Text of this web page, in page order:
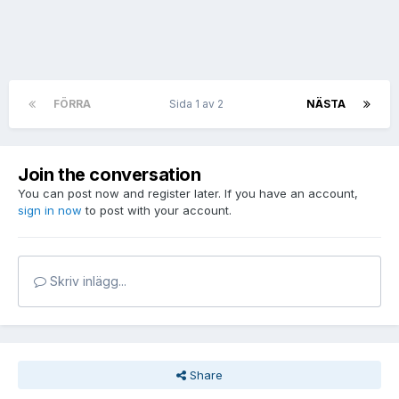
FÖRRA NÄSTA
Sida 1 av 2
Join the conversation
You can post now and register later. If you have an account,
sign in now to post with your account.
Skriv inlägg...
Share